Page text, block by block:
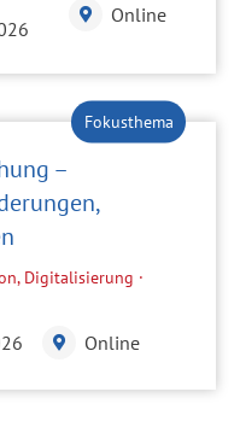
Online
–
Digitalisierung ·
Online